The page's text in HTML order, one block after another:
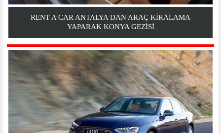
RENT A CAR ANTALYA DAN ARAÇ KIRALAMA
YAPARAK KONYA GEZİSİ